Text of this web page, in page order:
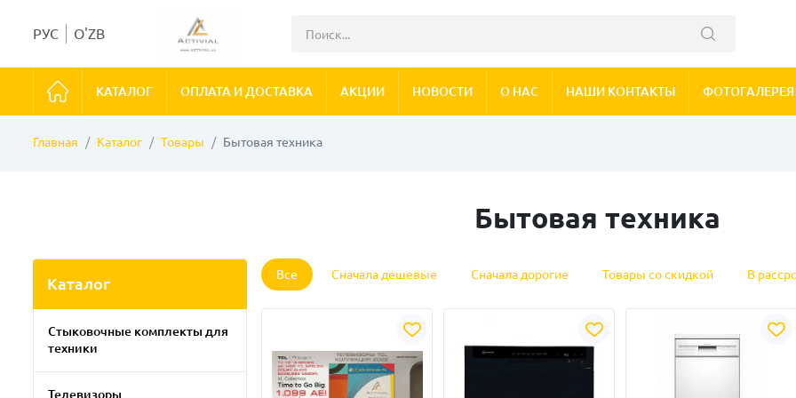
РУС O'ZB
КАТАЛОГ ОПЛАТА И ДОСТАВКА АКЦИИ НОВОСТИ О НАС НАШИ КОНТАКТЫ ФОТОГАЛЕРЕЯ
Главная Каталог Товары Бытовая техника
Бытовая техника
Каталог
Стыковочные комплекты для
техники
Телевизоры
Все Сначала дешевые Сначала дорогие Товары со скидкой В